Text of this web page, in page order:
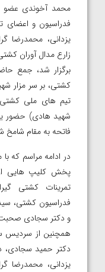
محمد آخوندی عضو
فدراسیون و
یزدانی، محمدرضا
زارع مدال آوران
برگزار شد، جمع
کشتی، بر سر مزار
تیم های ملی
شهید هادی) حضور
فاتحه به مقام شامخ
در ادامه مراسم که
پخش کلیپ هایی
تمرینات کشتی
فدراسیون کشتی،
و دکتر سجادی صحبت
همچنین از سردیس
دکتر حمید
یزدانی، محمدرضا